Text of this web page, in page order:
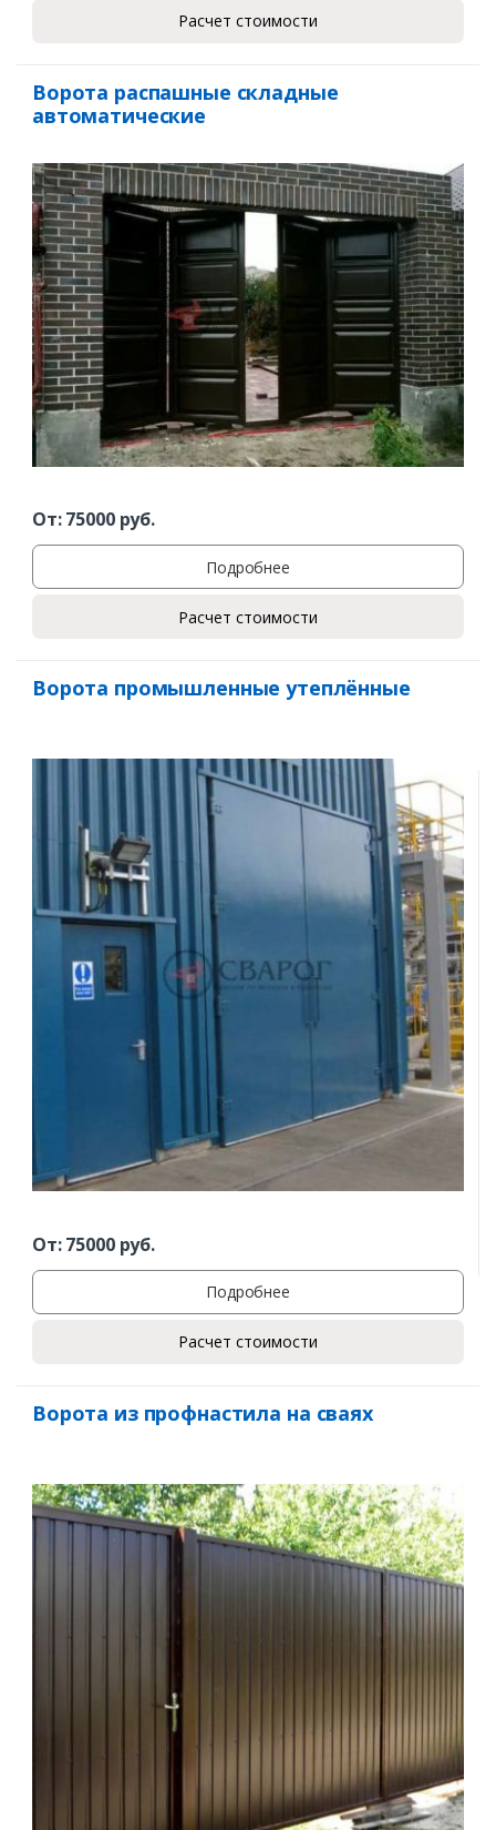
Заказать
Ваше имя*
Комментарий к заказу
Расчет стоимости
Ворота распашные складные
автоматические
От:75000руб.
Подробнее
Расчет стоимости
Ворота промышленные утеплённые
От:75000руб.
Подробнее
Расчет стоимости
Ворота из профнастила на сваях